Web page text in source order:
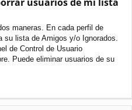
maneras. En cada perfil de
su lista de Amigos y/o Ignorados.
de Control de Usuario
Puede eliminar usuarios de su